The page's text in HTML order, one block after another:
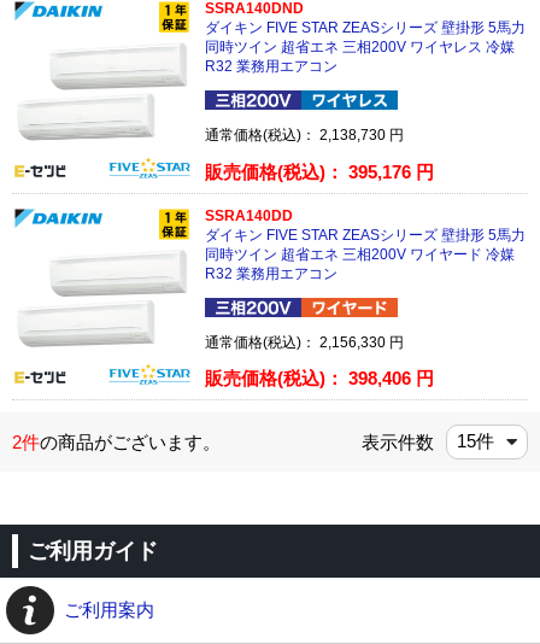
SSRA140DND
ダイキン FIVE STAR ZEASシリーズ 壁掛形 5馬力
同時ツイン 超省エネ 三相200V ワイヤレス 冷媒
R32 業務用エアコン
通常価格(税込)：2,138,730 円
販売価格(税込)：395,176 円
SSRA140DD
ダイキン FIVE STAR ZEASシリーズ 壁掛形 5馬力
同時ツイン 超省エネ 三相200V ワイヤード 冷媒
R32 業務用エアコン
通常価格(税込)：2,156,330 円
販売価格(税込)：398,406 円
2件の商品がございます。 表示件数
ご利用ガイド
ご利用案内